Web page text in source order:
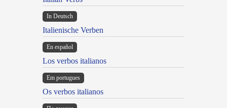
In Deutsch
Italienische Verben
En español
Los verbos italianos
Em portugues
Os verbos italianos